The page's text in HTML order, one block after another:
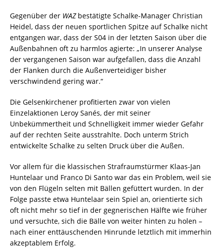
Gegenüber der WAZbestätigte Schalke-Manager Christian
Heidel, dass der neuen sportlichen Spitze auf Schalke nicht
entgangen war, dass der S04 in der letzten Saison über die
Außenbahnen oft zu harmlos agierte: „In unserer Analyse
der vergangenen Saison war aufgefallen, dass die Anzahl
der Flanken durch die Außenverteidiger bisher
verschwindend gering war.“
Die Gelsenkirchener profitierten zwar von vielen
Einzelaktionen Leroy Sanés, der mit seiner
Unbekümmertheit und Schnelligkeit immer wieder Gefahr
auf der rechten Seite ausstrahlte. Doch unterm Strich
entwickelte Schalke zu selten Druck über die Außen.
Vor allem für die klassischen Strafraumstürmer Klaas-Jan
Huntelaar und Franco Di Santo war das ein Problem, weil sie
von den Flügeln selten mit Bällen gefüttert wurden. In der
Folge passte etwa Huntelaar sein Spiel an, orientierte sich
oft nicht mehr so tief in der gegnerischen Hälfte wie früher
und versuchte, sich die Bälle von weiter hinten zu holen –
nach einer enttäuschenden Hinrunde letztlich mit immerhin
akzeptablem Erfolg.